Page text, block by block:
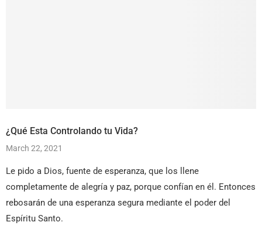
¿Qué Esta Controlando tu Vida?
March 22, 2021
Le pido a Dios, fuente de esperanza, que los llene
completamente de alegría y paz, porque confían en él. Entonces
rebosarán de una esperanza segura mediante el poder del
Espíritu Santo.